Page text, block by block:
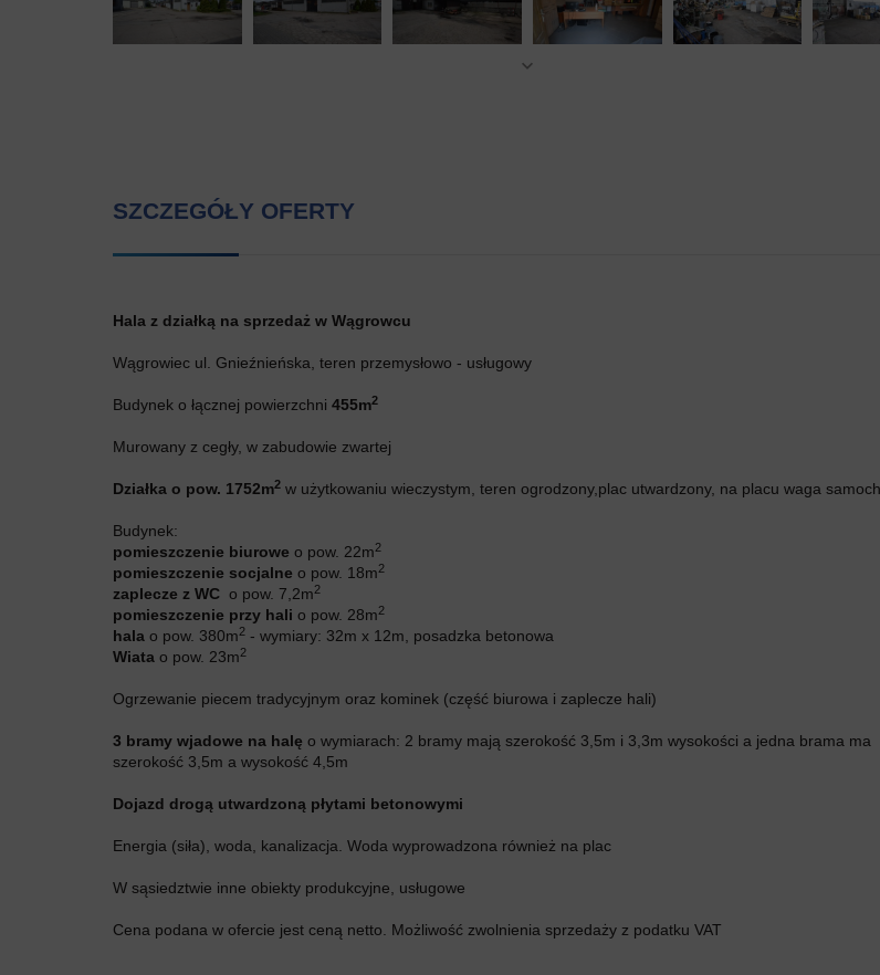
SZCZEGÓŁY OFERTY
Hala z działką na sprzedaż w Wągrowcu
Wągrowiec ul. Gnieźnieńska, teren przemysłowo - usługowy
Budynek o łącznej powierzchni 455m2
Murowany z cegły, w zabudowie zwartej
Działka o pow. 1752m2 w użytkowaniu wieczystym, teren ogrodzony,plac utwardzony, na placu waga
Budynek:
pomieszczenie biurowe o pow. 22m2
pomieszczenie socjalne o pow. 18m2
zaplecze z WC o pow. 7,2m2
pomieszczenie przy hali o pow. 28m2
hala o pow. 380m2 - wymiary: 32m x 12m, posadzka betonowa
Wiata o pow. 23m2
Ogrzewanie piecem tradycyjnym oraz kominek (część biurowa i zaplecze hali)
3 bramy wjadowe na halę o wymiarach: 2 bramy mają szerokość 3,5m i 3,3m wysokości a jedna brama ma
szerokość 3,5m a wysokość 4,5m
Dojazd drogą utwardzoną płytami betonowymi
Energia (siła), woda, kanalizacja. Woda wyprowadzona również na plac
W sąsiedztwie inne obiekty produkcyjne, usługowe
Cena podana w ofercie jest ceną netto. Możliwość zwolnienia sprzedaży z podatku VAT